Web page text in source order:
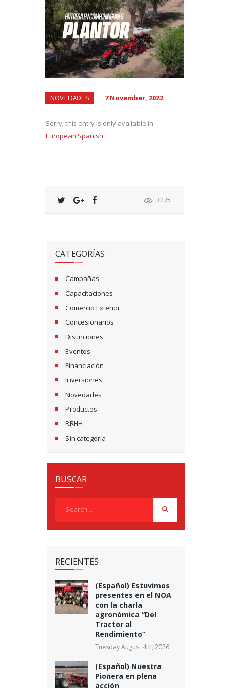
NOVEDADES 7 November, 2022
Sorry, this entry is only available in
European Spanish.
3275
CATEGORÍAS
Campañas
Capacitaciones
Comercio Exterior
Concesionarios
Distinciones
Eventos
Financiación
Inversiones
Novedades
Productos
RRHH
Sin categoría
BUSCAR
RECIENTES
(Español) Estuvimos
presentes en el NOA
con la charla
agronómica “Del
Tractor al
Rendimiento”
Tuesday August 4th, 2026
(Español) Nuestra
Pionera en plena
acción